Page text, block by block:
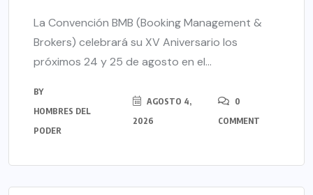
La Convención BMB (Booking Management &
Brokers) celebrará su XV Aniversario los
próximos 24 y 25 de agosto en el...
BY
HOMBRES DEL
PODER
AGOSTO 4,
2026
0
COMMENT